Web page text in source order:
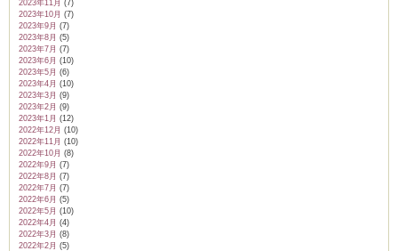
2023年11月 (7)
2023年10月 (7)
2023年9月 (7)
2023年8月 (5)
2023年7月 (7)
2023年6月 (10)
2023年5月 (6)
2023年4月 (10)
2023年3月 (9)
2023年2月 (9)
2023年1月 (12)
2022年12月 (10)
2022年11月 (10)
2022年10月 (8)
2022年9月 (7)
2022年8月 (7)
2022年7月 (7)
2022年6月 (5)
2022年5月 (10)
2022年4月 (4)
2022年3月 (8)
2022年2月 (5)